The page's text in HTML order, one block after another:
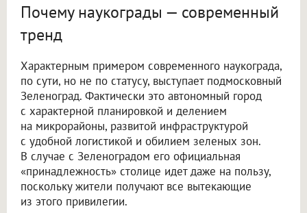
Почему наукограды — современный
тренд
Характерным примером современного наукограда,
по сути, но не по статусу, выступает подмосковный
Зеленоград. Фактически это автономный город
с характерной планировкой и делением
на микрорайоны, развитой инфраструктурой
с удобной логистикой и обилием зеленых зон.
В случае с Зеленоградом его официальная
«принадлежность» столице идет даже на пользу,
поскольку жители получают все вытекающие
из этого привилегии.